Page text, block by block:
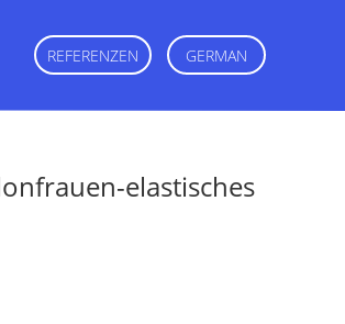
REFERENZEN GERMAN
elastisches